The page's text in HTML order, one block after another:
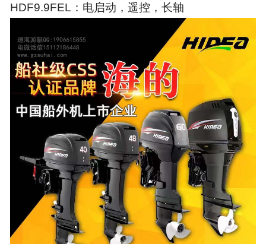
HDF9.9FEL：电启动，遥控，长轴